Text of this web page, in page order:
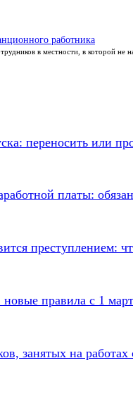
работника
в местности, в которой не
переносить или
платы:
преступлением:
новые правила с 1
занятых на